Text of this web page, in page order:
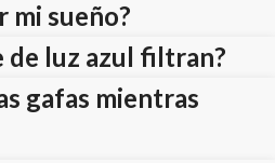
mi sueño?
de luz azul filtran?
gafas mientras